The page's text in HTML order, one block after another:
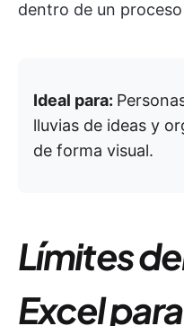
dentro de un
Ideal para:
lluvias de ideas y
de forma visual.
Límites
Excel